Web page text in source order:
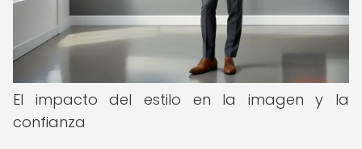
El impacto del estilo en la imagen y la
confianza